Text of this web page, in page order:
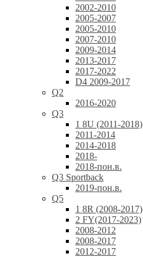
2002-2010
2005-2007
2005-2010
2007-2010
2009-2014
2013-2017
2017-2022
D4 2009-2017
Q2
2016-2020
Q3
1 8U (2011-2018)
2011-2014
2014-2018
2018-
2018-пон.в.
Q3 Sportback
2019-пон.в.
Q5
1 8R (2008-2017)
2 FY(2017-2023)
2008-2012
2008-2017
2012-2017